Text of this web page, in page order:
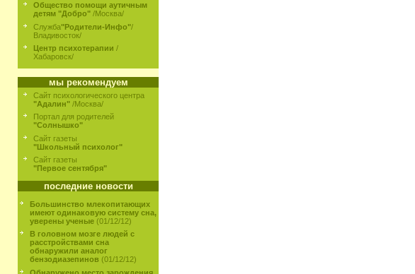
Общество помощи аутичным
детям "Добро" /Москва/
Служба"Родители-Инфо"/
Владивосток/
Центр психотерапии /
Хабаровск/
мы рекомендуем
Сайт психологического центра
"Адалин" /Москва/
Портал для родителей
"Солнышко"
Сайт газеты
"Школьный психолог"
Сайт газеты
"Первое сентября"
последние новости
Большинство млекопитающих
имеют одинаковую систему сна,
уверены ученые (01/12/12)
В головном мозге людей с
расстройствами сна
обнаружили аналог
бензодиазепинов (01/12/12)